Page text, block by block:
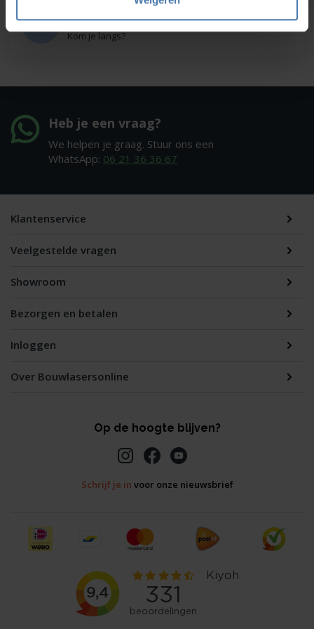
Onze showroom
Kom je langs?
Heb je een vraag?
We helpen je graag. Stuur ons een
WhatsApp: 06 21 36 36 67
Klantenservice
Veelgestelde vragen
Showroom
Bezorgen en betalen
Inloggen
Over Bouwlasersonline
Op de hoogte blijven?
Schrijf je in voor onze nieuwsbrief